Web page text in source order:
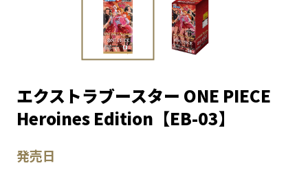
エクストラブースター ONE PIECE
Heroines Edition【EB-03】
発売日